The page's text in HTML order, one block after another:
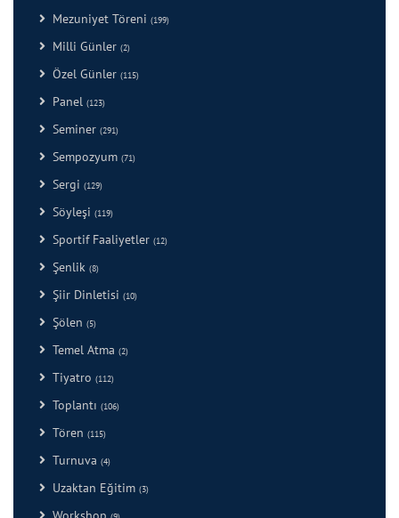
Mezuniyet Töreni (199)
Milli Günler (2)
Özel Günler (115)
Panel (123)
Seminer (291)
Sempozyum (71)
Sergi (129)
Söyleşi (119)
Sportif Faaliyetler (12)
Şenlik (8)
Şiir Dinletisi (10)
Şölen (5)
Temel Atma (2)
Tiyatro (112)
Toplantı (106)
Tören (115)
Turnuva (4)
Uzaktan Eğitim (3)